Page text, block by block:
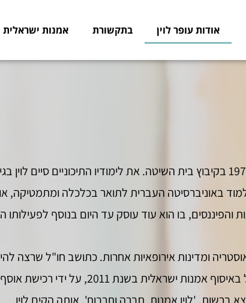
אודות עופר לוין בתקשורת אמנות ישראלית
מר עופר לוין, אספן אמנות ואסטרטג פיננסי, נולד בשנת 1973 בקיבוץ בית השיטה. את
באוניברסיטה העברית לתואר בכלכלה ומתמטיקה, אותו
והפיננסים, בו הוא עוד עוסק עד היום בנוסף
בוינה, אוסטריה ומדינות אירופאיות אחרות. כתושב חו"ל
הישראלית, בחר לוין לעשות זאת דרך עולם האמנות